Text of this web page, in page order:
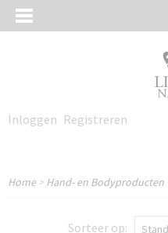
Inloggen Registreren
Home>Hand- en Bodyproducten
Sorteer op: